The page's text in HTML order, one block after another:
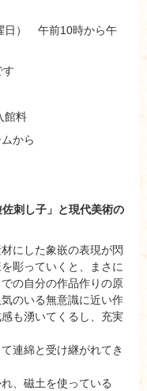
午前10時から午
館料
から
刺し子」と現代美術の
にした象嵌の表現が閃
彫っていくと、まさに
の自分の作品作りの原
のいる無意識に近い作
も湧いてくるし、充実
連綿と受け継がれてき
、磁土を使っている